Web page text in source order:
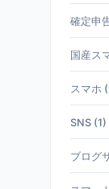
確定申
国産ス
スマホ
SNS (1)
ブログ